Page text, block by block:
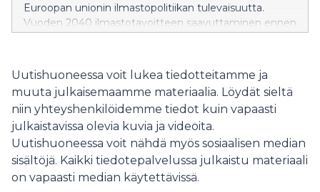
Euroopan unionin ilmastopolitiikan tulevaisuutta.
Vuoden 2040 ilmastotavoitteen saavuttaminen ennen
tulosten perusteella Ilmastopaneeli antaa päättäjille
suosituksia EU:n päästökaupan kehittämiseksi.
Uutishuoneessa voit lukea tiedotteitamme ja
muuta julkaisemaamme materiaalia. Löydät sieltä
niin yhteyshenkilöidemme tiedot kuin vapaasti
julkaistavissa olevia kuvia ja videoita.
Uutishuoneessa voit nähdä myös sosiaalisen median
sisältöjä. Kaikki tiedotepalvelussa julkaistu materiaali
on vapaasti median käytettävissä.